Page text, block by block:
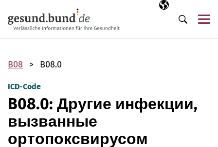
Выбранный
RU
Поиск
B08 B08.0
ICD-Code
B08.0: Другие инфекции,
вызванные
ортопоксвирусом